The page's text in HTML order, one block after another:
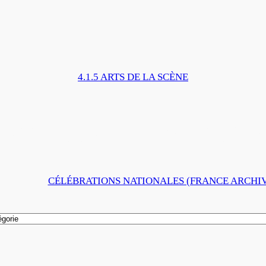
4.1.5 ARTS DE LA SCÈNE
CÉLÉBRATIONS NATIONALES (FRANCE